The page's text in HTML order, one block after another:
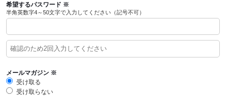
リフティングストラップ
シングレット
Tシャツ
タンクトップ
クロップトップ
Momentum(モメンタム)
Phantom(ファントム)
Defy(デファイ)
希望するパスワード ※
半角英数字4～50文字で入力してください（記号不可）
メールマガジン ※
受け取る
受け取らない